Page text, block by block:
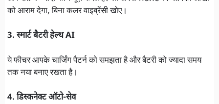
को आराम देगा, बिना कलर वाइब्रेंसी खोए।
3. स्मार्ट बैटरी हेल्थ AI
ये फीचर आपके चार्जिंग पैटर्न को समझता है और बैटरी को ज्यादा समय
तक नया बनाए रखता है।
4. डिस्कनेक्ट ऑटो-सेव